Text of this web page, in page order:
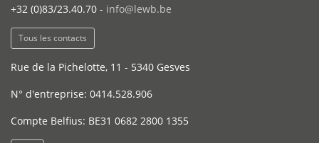
+32 (0)83/23.40.70 - info@lewb.be
Tous les contacts
Rue de la Pichelotte, 11 - 5340 Gesves
N° d'entreprise: 0414.528.906
Compte Belfius: BE31 0682 2800 1355